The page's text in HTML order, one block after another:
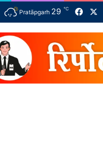
Pratāpgarh 29 ℃